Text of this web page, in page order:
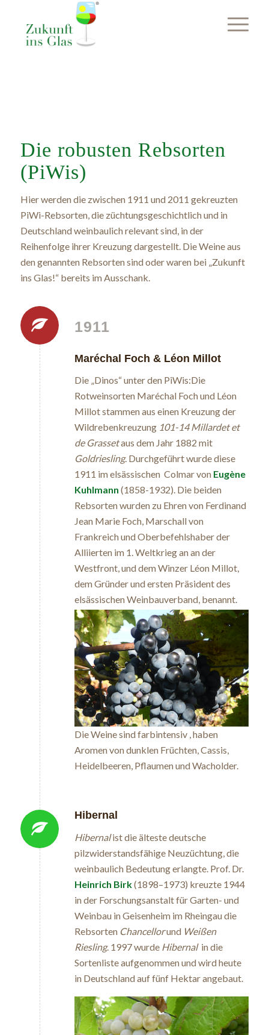
Die robusten Rebsorten
(PiWis)
Hier werden die zwischen 1911 und 2011 gekreuzten
PiWi-Rebsorten, die züchtungsgeschichtlich und in
Deutschland weinbaulich relevant sind, in der
Reihenfolge ihrer Kreuzung dargestellt. Die Weine aus
den genannten Rebsorten sind oder waren bei „Zukunft
ins Glas!“ bereits im Ausschank.
1911
Maréchal Foch & Léon Millot
Die „Dinos“ unter den PiWis:Die
Rotweinsorten Maréchal Fochund Léon
Millotstammen aus einen Kreuzung der
Wildrebenkreuzung 101-14 Millardet et
de Grassetaus dem Jahr 1882 mit
Goldriesling. Durchgeführt wurde diese
1911 im elsässischen Colmar vonEugène
Kuhlmann (1858-1932). Die beiden
Rebsorten wurden zu Ehren von Ferdinand
Jean Marie Foch, Marschall von
Frankreich und Oberbefehlshaber der
Alliierten im 1. Weltkrieg an an der
Westfront, und dem Winzer Léon Millot,
dem Gründer und ersten Präsident des
elsässischen Weinbauverband, benannt.
Die Weine sind farbintensiv , haben
Aromen von dunklen Früchten, Cassis,
Heidelbeeren, Pflaumen und Wacholder.
Hibernal
Hibernalist die älteste deutsche
pilzwiderstandsfähige Neuzüchtung, die
weinbaulich Bedeutung erlangte. Prof. Dr.
Heinrich Birk(1898–1973) kreuzte 1944
in der Forschungsanstalt für Garten- und
Weinbau in Geisenheim im Rheingau die
Rebsorten Chancellorund Weißen
Riesling. 1997 wurde Hibernalin die
Sortenliste aufgenommen und wird heute
in Deutschland auf fünf Hektar angebaut.